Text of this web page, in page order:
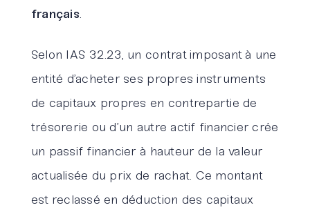
français.
Selon IAS 32.23, un contrat imposant à une
entité d’acheter ses propres instruments
de capitaux propres en contrepartie de
trésorerie ou d’un autre actif financier crée
un passif financier à hauteur de la valeur
actualisée du prix de rachat. Ce montant
est reclassé en déduction des capitaux